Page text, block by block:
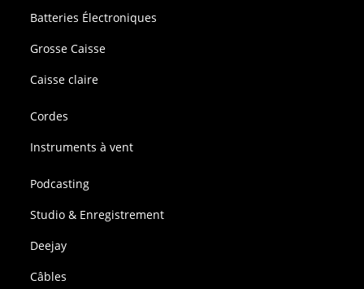
Batteries Électroniques
Grosse Caisse
Caisse claire
Cordes
Instruments à vent
Podcasting
Studio & Enregistrement
Deejay
Câbles